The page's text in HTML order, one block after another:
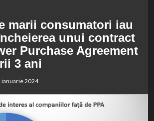
marii consumatori iau
unui contract
Purchase Agreement
3 ani
ianuarie 2024